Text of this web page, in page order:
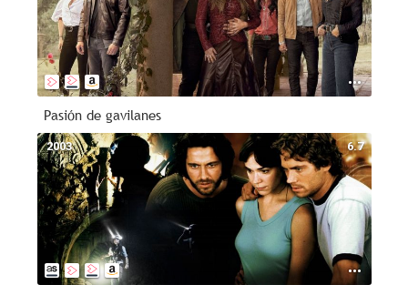
Pasión de gavilanes
6.7
2003